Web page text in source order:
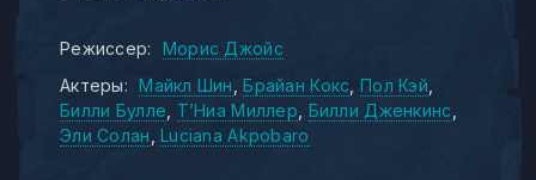
Режиссер:
Морис Джойс
Актеры:
Майкл Шин Брайан Кокс Пол Кэй
Билли Булле
Т’Ниа Миллер Билли Дженкинс
Эли Солан Luciana Akpobaro